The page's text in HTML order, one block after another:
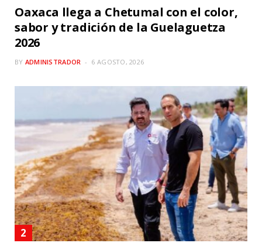
Oaxaca llega a Chetumal con el color,
sabor y tradición de la Guelaguetza
2026
BY ADMINISTRADOR 6 AGOSTO, 2026